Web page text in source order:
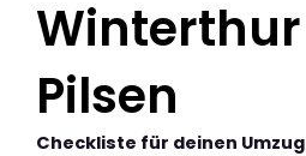
Pilsen
Checkliste für deinen